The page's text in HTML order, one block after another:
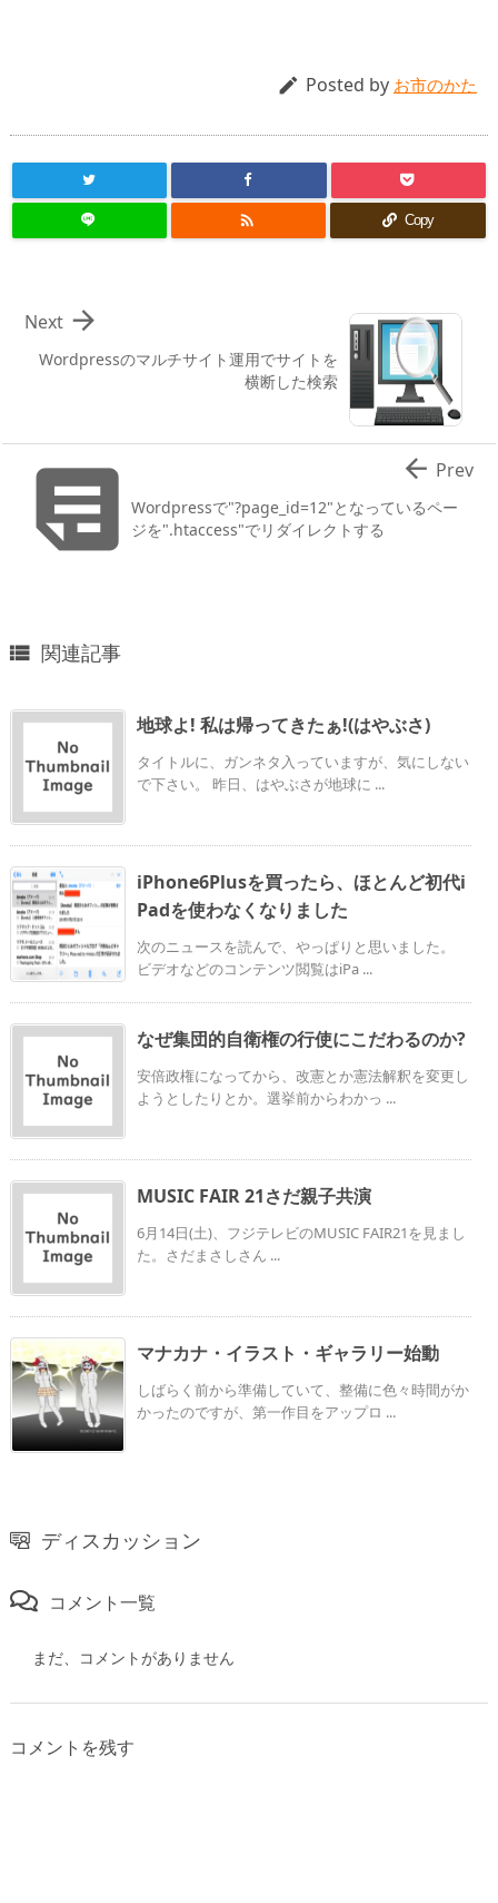
 Posted by お市のかた
 Copy
Wordpressのマルチサイト運用でサイトを
横断した検索

Next
Wordpressで"?page_id=12"となっているペー
ジを".htaccess"でリダイレクトする
 Prev
 関連記事
地球よ! 私は帰ってきたぁ!(はやぶさ)
タイトルに、ガンネタ入っていますが、気にしない
で下さい。 昨日、はやぶさが地球に ...
iPhone6Plusを買ったら、ほとんど初代i
Padを使わなくなりました
次のニュースを読んで、やっぱりと思いました。
ビデオなどのコンテンツ閲覧はiPa ...
なぜ集団的自衛権の行使にこだわるのか?
安倍政権になってから、改憲とか憲法解釈を変更し
ようとしたりとか。選挙前からわかっ ...
MUSIC FAIR 21さだ親子共演
6月14日(土)、フジテレビのMUSIC FAIR21を見まし
た。さだまさしさん ...
マナカナ・イラスト・ギャラリー始動
しばらく前から準備していて、整備に色々時間がか
かったのですが、第一作目をアップロ ...
ディスカッション
コメント一覧
まだ、コメントがありません
コメントを残す